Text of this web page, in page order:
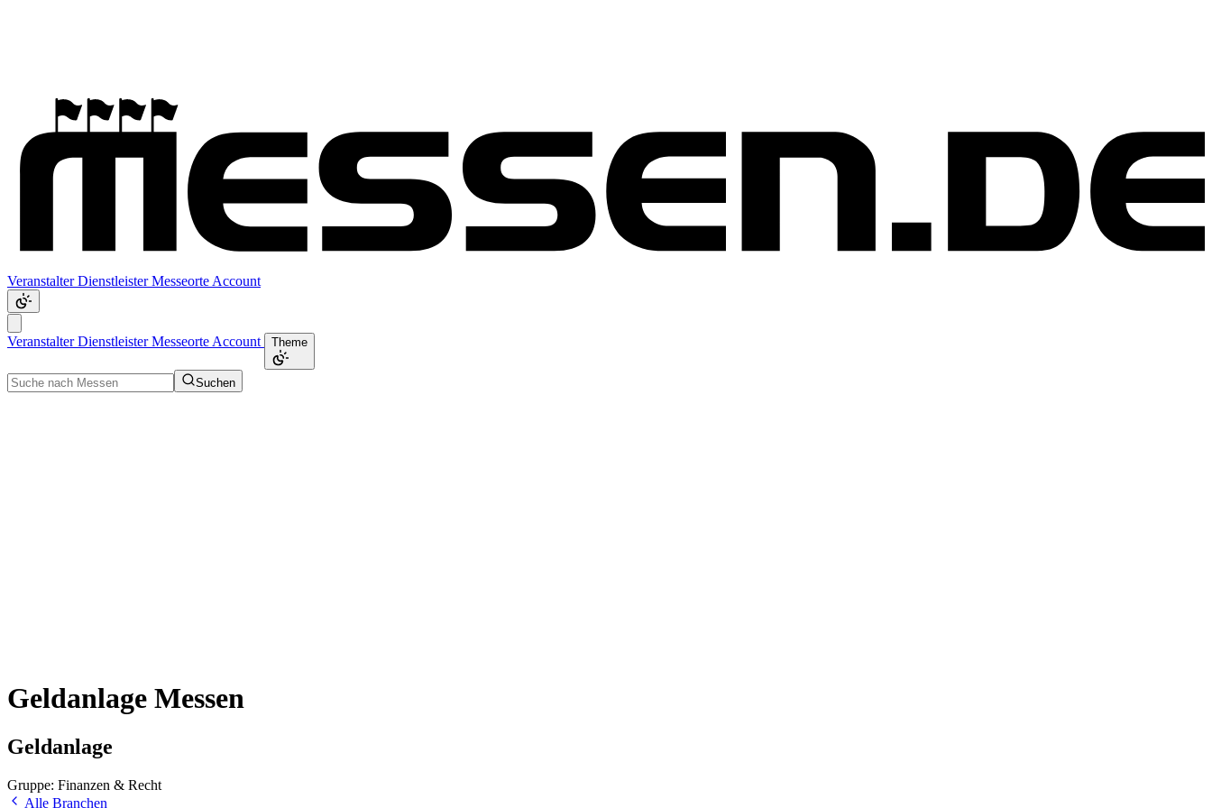
VeranstalterDienstleisterMesseorte Account
VeranstalterDienstleisterMesseorte Account Theme
Suchen
Geldanlage Messen
Geldanlage
Gruppe: Finanzen & Recht
Alle Branchen